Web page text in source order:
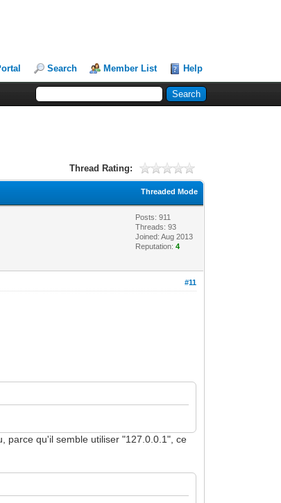
Search Member List Help
Thread Rating:
Threaded Mode
Posts: 911
Threads: 93
Joined: Aug 2013
Reputation:4
#11
parce qu'il semble utiliser "127.0.0.1", ce